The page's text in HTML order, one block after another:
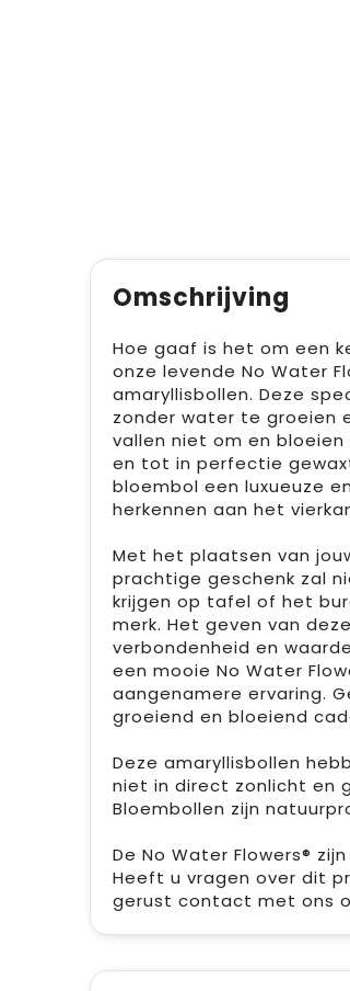
Omschrijving
Hoe gaaf is het om een
onze levende No Water
amaryllisbollen. Deze
zonder water te groeien
vallen niet om en
en tot in perfectie
bloembol een luxueuze
herkennen aan het
Met het plaatsen van
prachtige geschenk zal
krijgen op tafel of het
merk. Het geven van
verbondenheid en
een mooie No Water
aangenamere ervaring.
groeiend en bloeiend
Deze amaryllisbollen
niet in direct zonlicht en
Bloembollen zijn
De No Water Flowers®
Heeft u vragen over dit
gerust contact met ons